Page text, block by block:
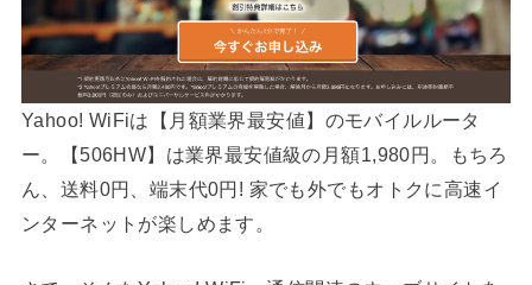
Yahoo! WiFiは【月額業界最安値】のモバイルルータ
ー。【506HW】は業界最安値級の月額1,980円。もちろ
ん、送料0円、端末代0円! 家でも外でもオトクに高速イ
ンターネットが楽しめます。